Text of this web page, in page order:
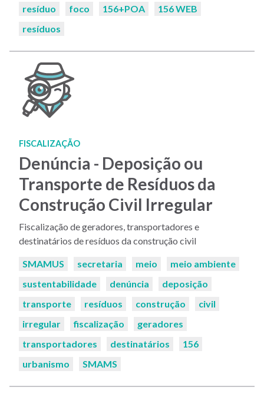
resíduo
foco 156+POA
156 WEB
resíduos
FISCALIZAÇÃO
Denúncia - Deposição ou
Transporte de Resíduos da
Construção Civil Irregular
Fiscalização de geradores, transportadores e
destinatários de resíduos da construção civil
Palavras-
SMAMUS secretaria meio
meio ambiente
sustentabilidade
denúncia
deposição
transporte
resíduos construção
civil
irregular
fiscalização
geradores
transportadores
destinatários
156
urbanismo
SMAMS